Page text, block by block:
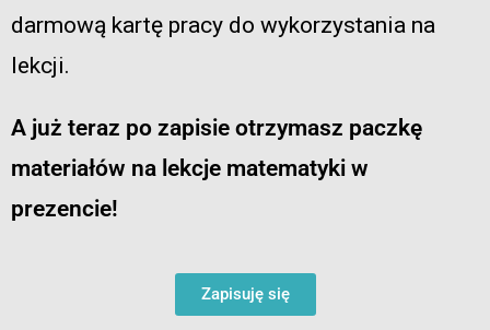
darmową kartę pracy do wykorzystania na
lekcji.
A już teraz po zapisie otrzymasz paczkę
materiałów na lekcje matematyki w
prezencie!
Zapisuję się